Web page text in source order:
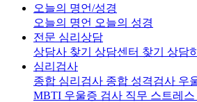
오늘의 명언/성경
오늘의 명언 오늘의 성경
전문 심리상담
상담사 찾기 상담센터 찾기 상담
심리검사
종합 심리검사 종합 성격검사 우
MBTI 우울증 검사 직무 스트레